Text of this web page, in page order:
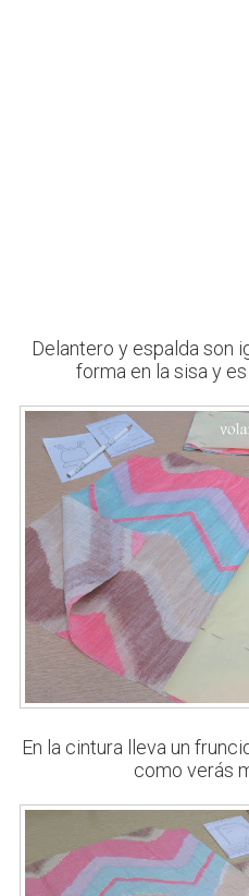
Delantero y espalda son
forma en la sisa y
En la cintura lleva un
como verás